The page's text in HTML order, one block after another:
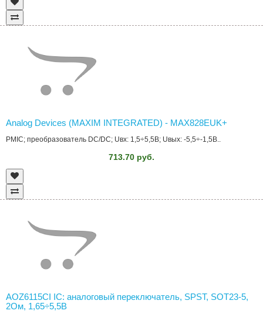
Analog Devices (MAXIM INTEGRATED) - MAX828EUK+
PMIC; преобразователь DC/DC; Uвх: 1,5÷5,5В; Uвых: -5,5÷-1,5В..
713.70 руб.
AOZ6115CI IC: аналоговый переключатель, SPST, SOT23-5,
2Ом, 1,65÷5,5В